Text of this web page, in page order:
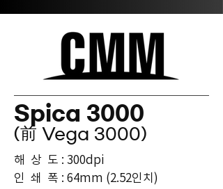
Spica 3000
(前 Vega 3000)
해 상 도 : 300dpi
인 쇄 폭 : 64mm (2.52인치)